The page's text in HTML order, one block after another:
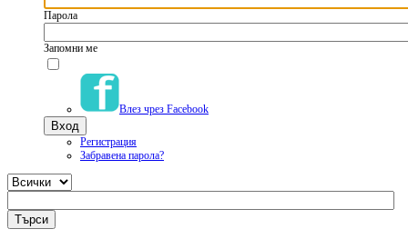
Парола
Запомни ме
Влез чрез Facebook
Регистрация
Забравена парола?